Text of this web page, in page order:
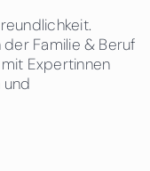
Familie & Beruf
Expertinnen
und